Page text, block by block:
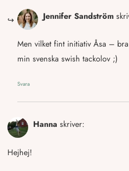
Jennifer Sandström
Men vilket fint initiativ Åsa –
min svenska swish tackolov ;)
Svara
Hanna skriver:
Hejhej!